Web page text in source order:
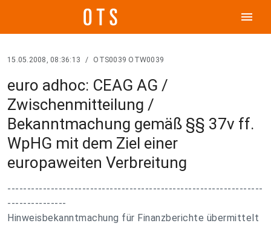
menu
15.05.2008, 08:36:13 / OTS0039 OTW0039
euro adhoc: CEAG AG /
Zwischenmitteilung /
Bekanntmachung gemäß §§ 37v ff.
WpHG mit dem Ziel einer
europaweiten Verbreitung
-----------------------------------------------------------------
---------------
Hinweisbekanntmachung für Finanzberichte übermittelt